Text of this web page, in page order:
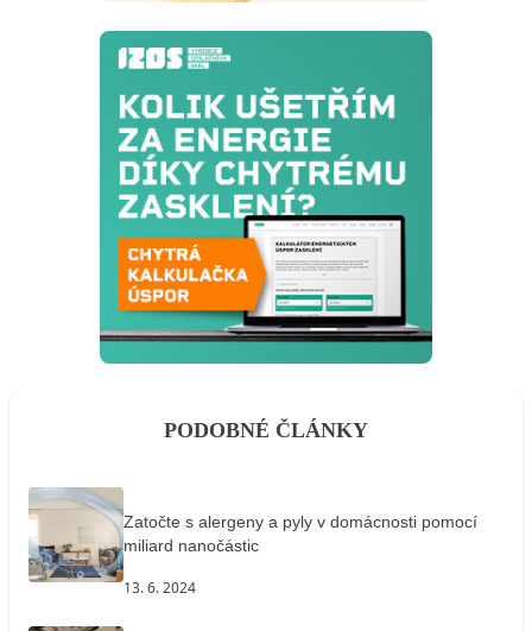
PODOBNÉ ČLÁNKY
Zatočte s alergeny a pyly v domácnosti pomocí
miliard nanočástic
13. 6. 2024